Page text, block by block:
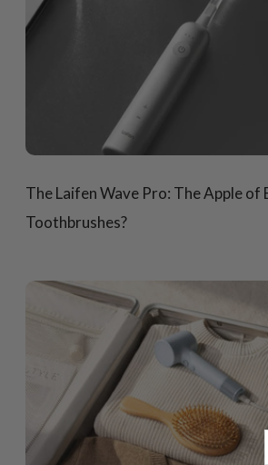
The Laifen Wave Pro: The Apple of
Toothbrushes?